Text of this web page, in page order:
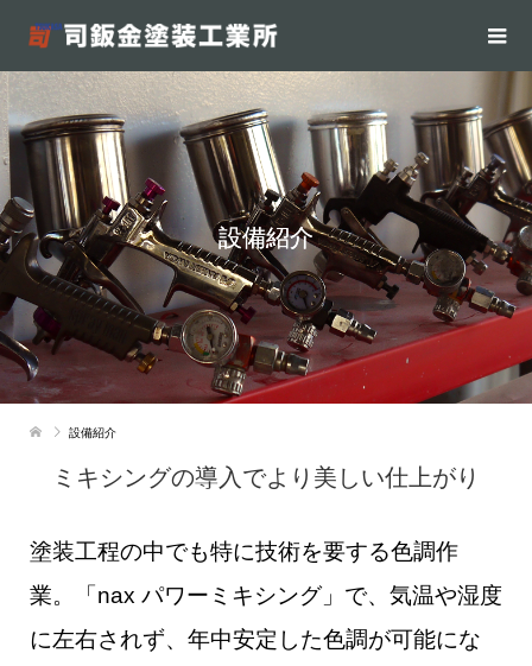
設備紹介
設備紹介
ミキシングの導入でより美しい仕上がり
塗装工程の中でも特に技術を要する色調作
業。「nax パワーミキシング」で、気温や湿度
に左右されず、年中安定した色調が可能にな